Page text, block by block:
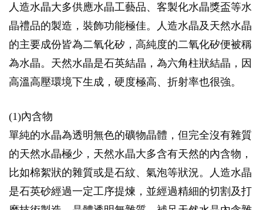
人造水晶大多供應水晶工藝品、客製化水晶獎盃等水
晶禮品的製造，裝飾功能極佳。人造水晶及天然水晶
的主要成份皆為二氧化矽，高純度的二氧化矽便被稱
為水晶。天然水晶是石英結晶，為六角柱狀結晶，因
高溫高壓環境下生成，硬度極高、折射率也很強。
(1)內含物
單純的水晶為透明無色的礦物晶體，但完全沒有雜質
的天然水晶極少，天然水晶大多含有天然的內含物，
比如棉絮狀的雜質或是石紋、氣泡等狀況。人造水晶
是石英砂經過一定工序提煉，並經過精細的切割及打